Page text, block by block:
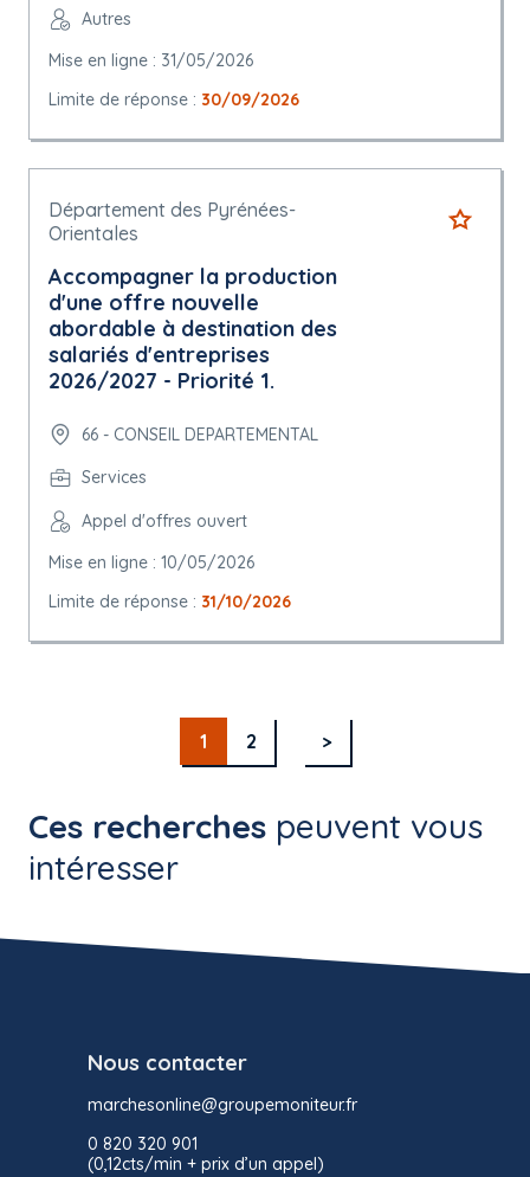
Autres
Mise en ligne : 31/05/2026
Limite de réponse : 30/09/2026
Département des Pyrénées-
Orientales
Accompagner la production
d'une offre nouvelle
abordable à destination des
salariés d'entreprises
2026/2027 - Priorité 1.
66 - CONSEIL DEPARTEMENTAL
Services
Appel d'offres ouvert
Mise en ligne : 10/05/2026
Limite de réponse : 31/10/2026
1 2 >
Ces recherches peuvent vous
intéresser
Nous contacter
marchesonline@groupemoniteur.fr
0 820 320 901
(0,12cts/min + prix d’un appel)